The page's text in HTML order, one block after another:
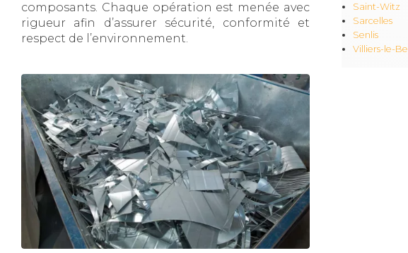
composants. Chaque opération est menée avec
rigueur afin d’assurer sécurité, conformité et
respect de l’environnement.
Saint-Witz
Sarcelles
Senlis
Villiers-le-Bel